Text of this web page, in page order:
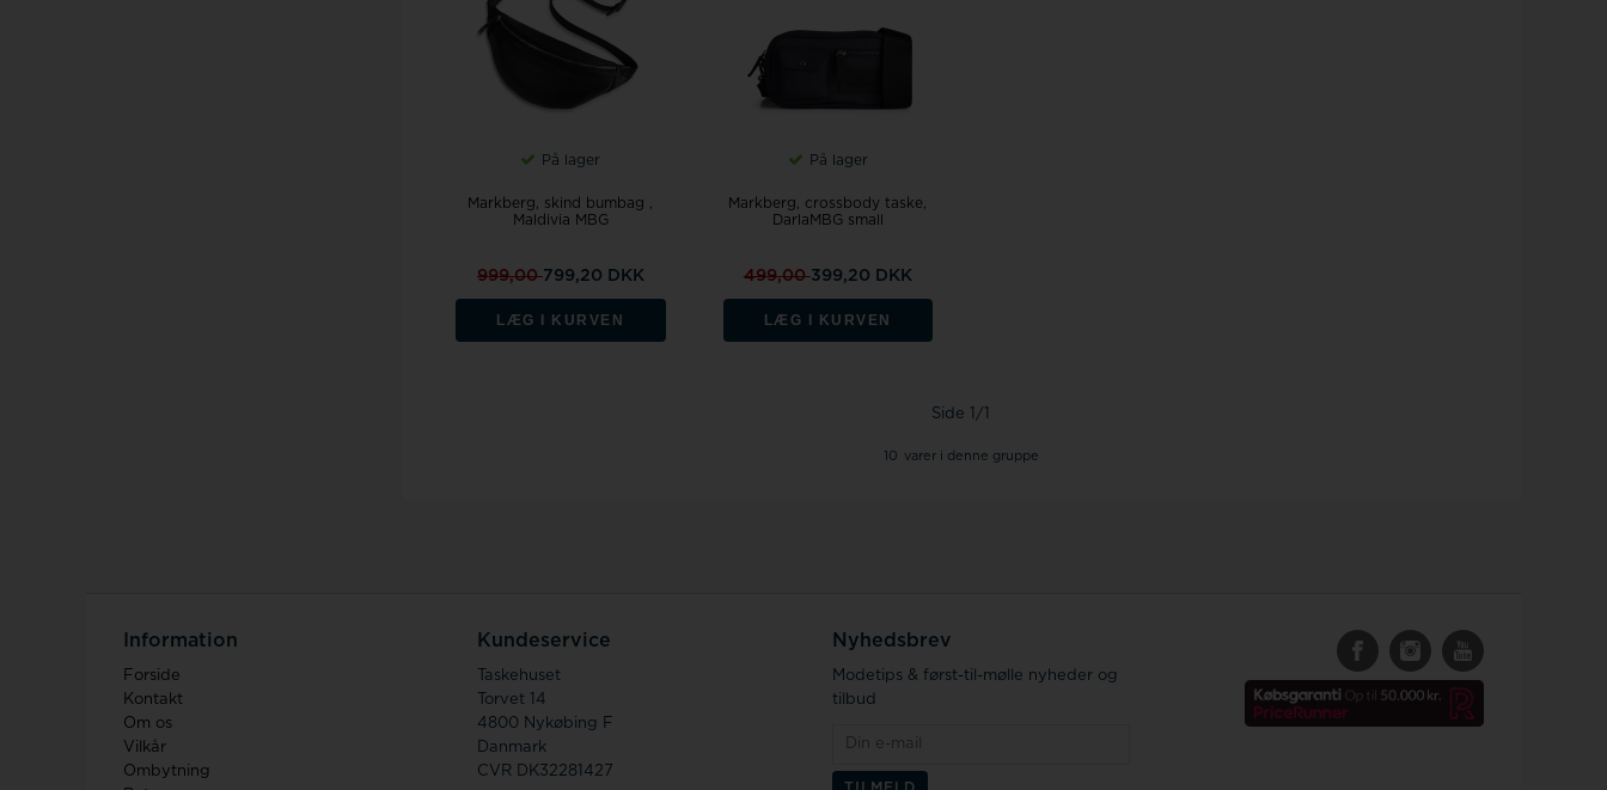
På lager
Markberg, skind bumbag ,
Maldivia MBG
999,00799,20 DKK
LÆG I KURVEN
På lager
Markberg, crossbody taske,
DarlaMBG small
499,00399,20 DKK
LÆG I KURVEN
Side 1/1
10 varer i denne gruppe
Information
Forside
Kontakt
Om os
Vilkår
Ombytning
Kundeservice
Taskehuset
Torvet 14
4800 Nykøbing F
Danmark
CVR DK32281427
Nyhedsbrev
Modetips & først-til-mølle nyheder og
tilbud